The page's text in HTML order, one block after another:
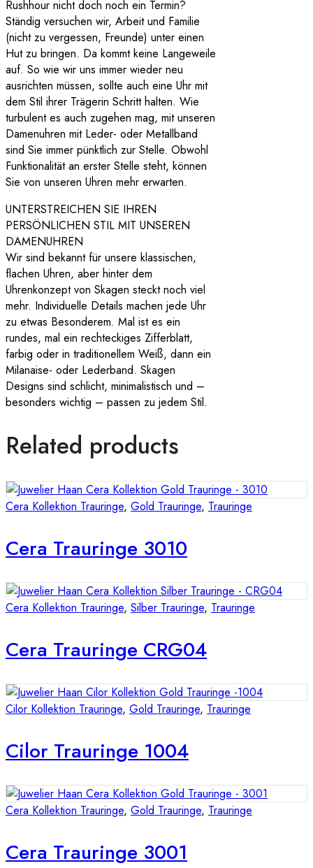
Rushhour nicht doch noch ein Termin?
Ständig versuchen wir, Arbeit und Familie
(nicht zu vergessen, Freunde) unter einen
Hut zu bringen. Da kommt keine Langeweile
auf. So wie wir uns immer wieder neu
ausrichten müssen, sollte auch eine Uhr mit
dem Stil ihrer Trägerin Schritt halten. Wie
turbulent es auch zugehen mag, mit unseren
Damenuhren mit Leder- oder Metallband
sind Sie immer pünktlich zur Stelle. Obwohl
Funktionalität an erster Stelle steht, können
Sie von unseren Uhren mehr erwarten.
UNTERSTREICHEN SIE IHREN
PERSÖNLICHEN STIL MIT UNSEREN
DAMENUHREN
Wir sind bekannt für unsere klassischen,
flachen Uhren, aber hinter dem
Uhrenkonzept von Skagen steckt noch viel
mehr. Individuelle Details machen jede Uhr
zu etwas Besonderem. Mal ist es ein
rundes, mal ein rechteckiges Zifferblatt,
farbig oder in traditionellem Weiß, dann ein
Milanaise- oder Lederband. Skagen
Designs sind schlicht, minimalistisch und –
besonders wichtig – passen zu jedem Stil.
Related products
Cera Kollektion Trauringe, Gold Trauringe, Trauringe
Cera Trauringe 3010
Cera Kollektion Trauringe, Silber Trauringe, Trauringe
Cera Trauringe CRG04
Cilor Kollektion Trauringe, Gold Trauringe, Trauringe
Cilor Trauringe 1004
Cera Kollektion Trauringe, Gold Trauringe, Trauringe
Cera Trauringe 3001